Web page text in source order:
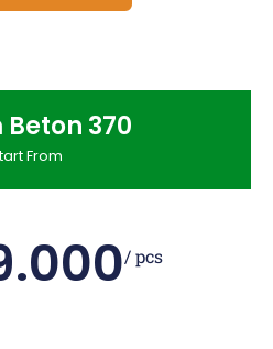
Beton 370
From
/ pcs